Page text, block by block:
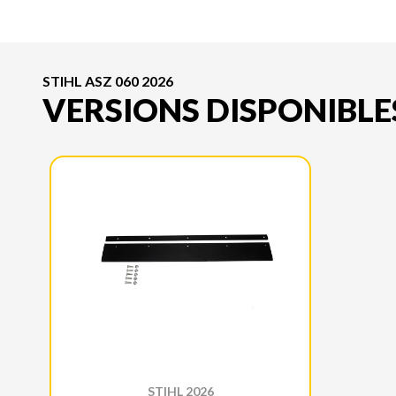
STIHL ASZ 060 2026
VERSIONS
STIHL 2026